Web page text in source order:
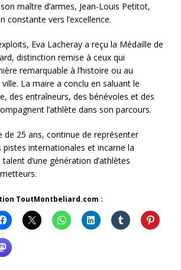
maître d’armes, Jean-Louis Petitot,
constante vers l’excellence.
Eva Lacheray a reçu la Médaille de
distinction remise à ceux qui
remarquable à l’histoire ou au
La maire a conclu en saluant le
des entraîneurs, des bénévoles et des
l’athlète dans son parcours.
de 25 ans, continue de représenter
pistes internationales et incarne la
d’une génération d’athlètes
ToutMontbeliard.com :